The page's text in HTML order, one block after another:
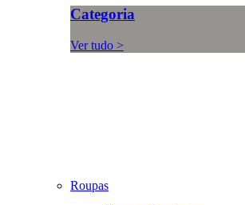
Categoria
Ver tudo >
Roupas